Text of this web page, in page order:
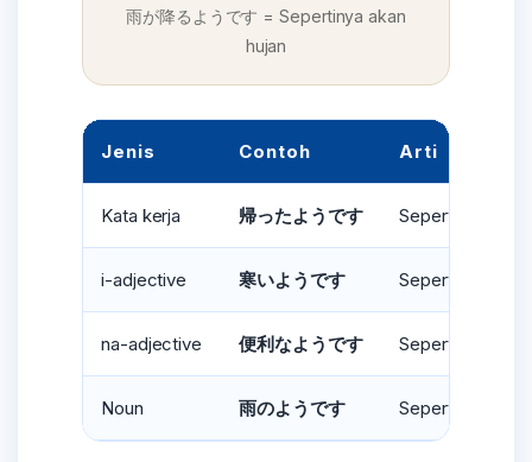
雨が降るようです = Sepertinya akan
hujan
Jenis Contoh Arti
Kata kerja 帰ったようです Sepertinya
i-adjective 寒いようです Sepertinya
na-adjective 便利なようです Sepertinya
Noun 雨のようです Sepertinya